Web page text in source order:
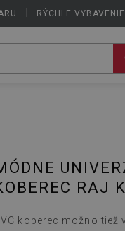
RÝCHLE
RAJ
koberec možno